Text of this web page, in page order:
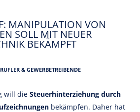
MANIPULATION VON
SOLL MIT NEUER
BEKÄMPFT
& GEWERBETREIBENDE
will dieSteuerhinterziehung durch
bekämpfen. Daher hat